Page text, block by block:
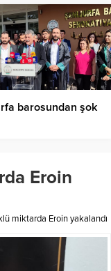
barosundan şok
Eroin
miktarda Eroin yakalandı